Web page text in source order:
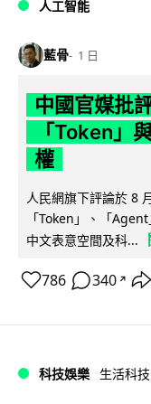
人工智能
藍骨 1 日
中國官媒批
「Token」
權
人民網旗下評論於 8
「Token」、「
中文表意空間及科...
786 340 ↗
科技娛樂 生活科技